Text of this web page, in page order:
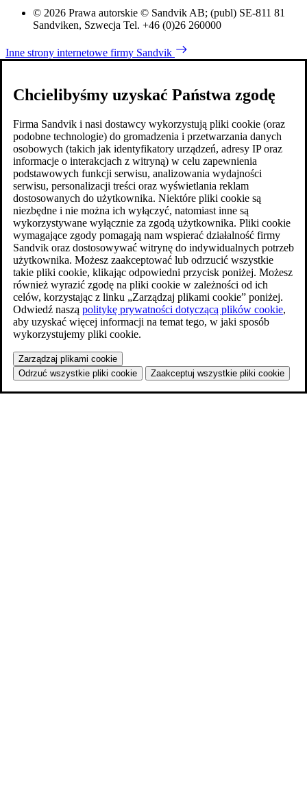
© 2026 Prawa autorskie © Sandvik AB; (publ) SE-811 81
Sandviken, Szwecja Tel. +46 (0)26 260000
Inne strony internetowe firmy Sandvik
Chcielibyśmy uzyskać Państwa zgodę
Firma Sandvik i nasi dostawcy wykorzystują pliki cookie (oraz
podobne technologie) do gromadzenia i przetwarzania danych
osobowych (takich jak identyfikatory urządzeń, adresy IP oraz
informacje o interakcjach z witryną) w celu zapewnienia
podstawowych funkcji serwisu, analizowania wydajności
serwisu, personalizacji treści oraz wyświetlania reklam
dostosowanych do użytkownika. Niektóre pliki cookie są
niezbędne i nie można ich wyłączyć, natomiast inne są
wykorzystywane wyłącznie za zgodą użytkownika. Pliki cookie
wymagające zgody pomagają nam wspierać działalność firmy
Sandvik oraz dostosowywać witrynę do indywidualnych potrzeb
użytkownika. Możesz zaakceptować lub odrzucić wszystkie
takie pliki cookie, klikając odpowiedni przycisk poniżej. Możesz
również wyrazić zgodę na pliki cookie w zależności od ich
celów, korzystając z linku „Zarządzaj plikami cookie” poniżej.
Odwiedź naszą politykę prywatności dotyczącą plików cookie,
aby uzyskać więcej informacji na temat tego, w jaki sposób
wykorzystujemy pliki cookie.
Zarządzaj plikami cookie
Odrzuć wszystkie pliki cookie
Zaakceptuj wszystkie pliki cookie